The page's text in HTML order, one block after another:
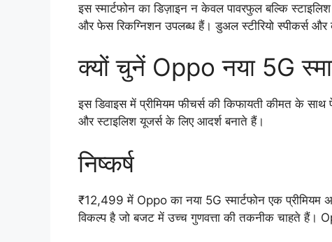
इस स्मार्टफोन का डिज़ाइन न केवल पावरफुल बल्कि
और फेस रिकग्निशन उपलब्ध हैं। डुअल स्टीरियो स्पीकर्स
क्यों चुनें Oppo नया 5G
इस डिवाइस में प्रीमियम फीचर्स की किफायती कीमत के
और स्टाइलिश यूजर्स के लिए आदर्श बनाते हैं।
निष्कर्ष
₹12,499 में Oppo का नया 5G स्मार्टफोन एक प्रीमियम
विकल्प है जो बजट में उच्च गुणवत्ता की तकनीक चाहते हैं।